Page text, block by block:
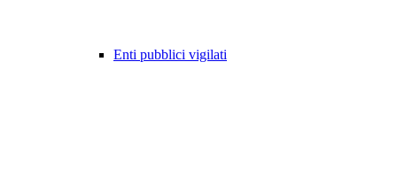
Enti pubblici vigilati